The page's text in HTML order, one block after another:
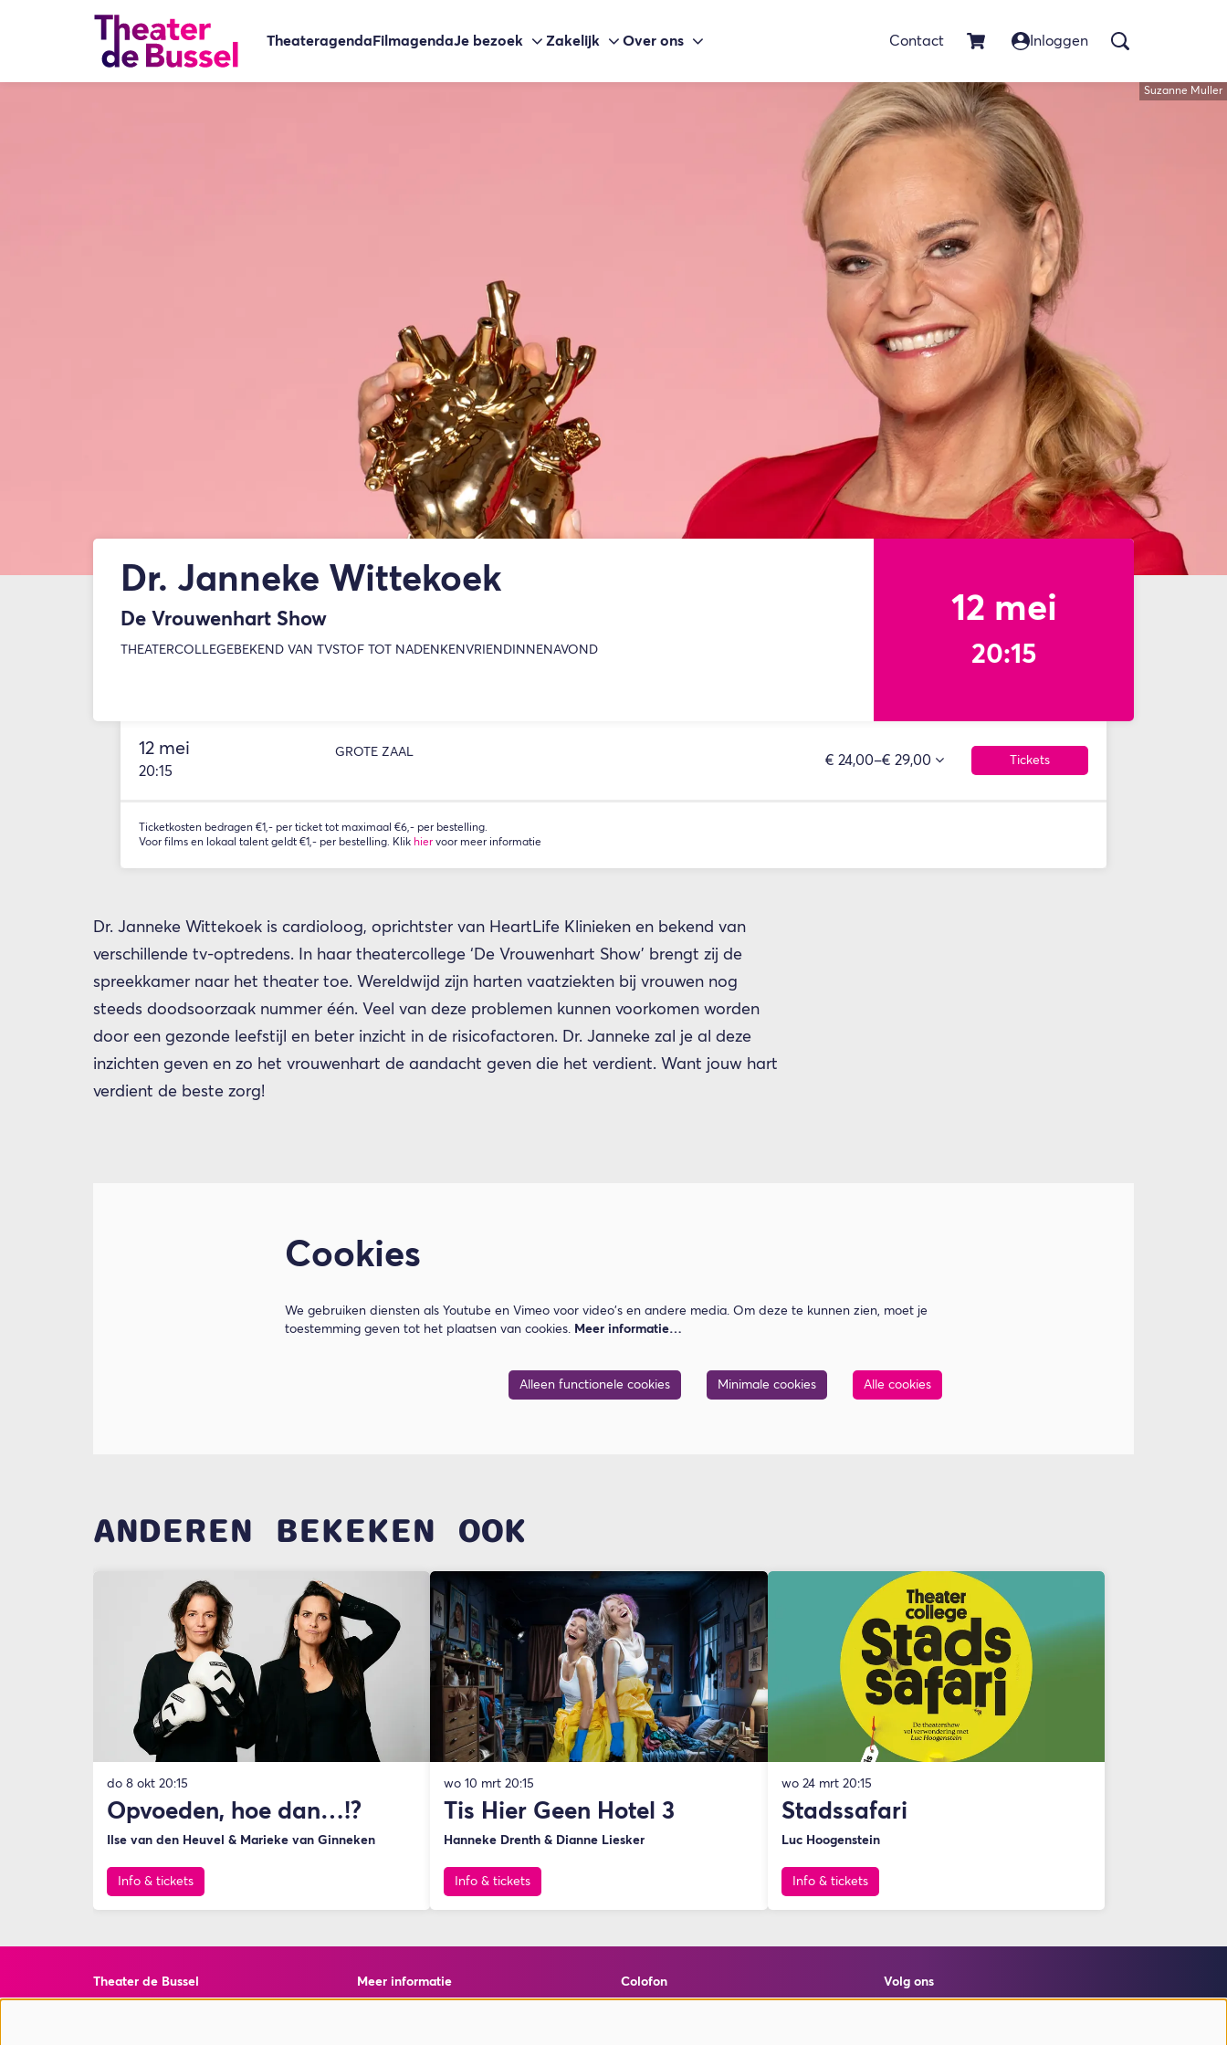
TheateragendaFilmagendaJe bezoek Zakelijk Over ons Contact Inloggen
Suzanne Muller
Dr. Janneke Wittekoek
De Vrouwenhart Show
THEATERCOLLEGEBEKEND VAN TVSTOF TOT NADENKEN VRIENDINNENAVOND
12 mei
20:15
12 mei
20:15
GROTE ZAAL
€ 24,00–€ 29,00 Tickets
Ticketkosten bedragen €1,- per ticket tot maximaal €6,- per bestelling.
Voor films en lokaal talent geldt €1,- per bestelling. Klik hier voor meer informatie
Dr. Janneke Wittekoek is cardioloog, oprichtster van HeartLife Klinieken en bekend van
verschillende tv-optredens. In haar theatercollege ‘De Vrouwenhart Show’ brengt zij de
spreekkamer naar het theater toe. Wereldwijd zijn harten vaatziekten bij vrouwen nog
steeds doodsoorzaak nummer één. Veel van deze problemen kunnen voorkomen worden
door een gezonde leefstijl en beter inzicht in de risicofactoren. Dr. Janneke zal je al deze
inzichten geven en zo het vrouwenhart de aandacht geven die het verdient. Want jouw hart
verdient de beste zorg!
Cookies
We gebruiken diensten als Youtube en Vimeo voor video's en andere media. Om deze te kunnen zien, moet je
toestemming geven tot het plaatsen van cookies. Meer informatie…
Alleen functionele cookies Minimale cookies Alle cookies
ANDEREN BEKEKEN OOK
Opvoeden, hoe dan…!?
Ilse van den Heuvel & Marieke van Ginneken
do 8 okt 20:15
Info & tickets
Tis Hier Geen Hotel 3
Hanneke Drenth & Dianne Liesker
wo 10 mrt20:15
Info & tickets
Stadssafari
Luc Hoogenstein
wo 24 mrt 20:15
Info & tickets
Theater de Bussel Meer informatie Colofon Volg ons